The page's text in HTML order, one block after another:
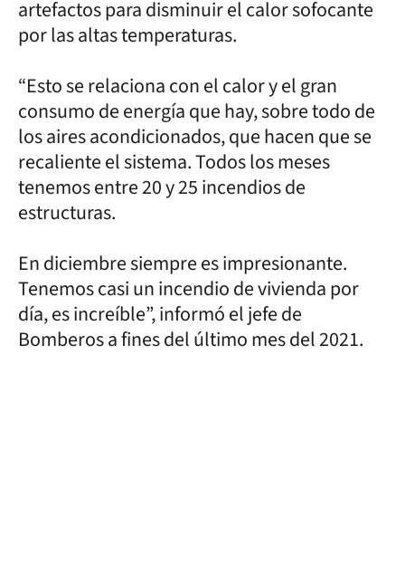
artefactos para disminuir el calor sofocante
por las altas temperaturas.
“Esto se relaciona con el calor y el gran
consumo de energía que hay, sobre todo de
los aires acondicionados, que hacen que se
recaliente el sistema. Todos los meses
tenemos entre 20 y 25 incendios de
estructuras.
En diciembre siempre es impresionante.
Tenemos casi un incendio de vivienda por
día, es increíble”, informó el jefe de
Bomberos a fines del último mes del 2021.